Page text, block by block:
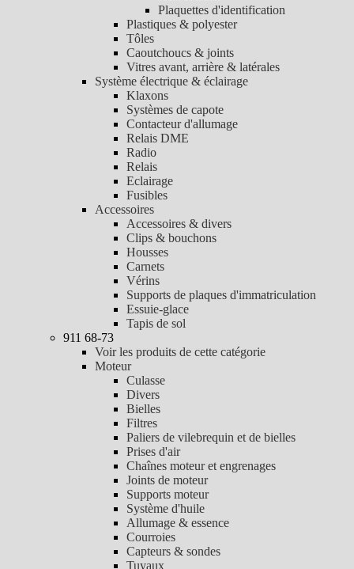
Plaquettes d'identification
Plastiques & polyester
Tôles
Caoutchoucs & joints
Vitres avant, arrière & latérales
Système électrique & éclairage
Klaxons
Systèmes de capote
Contacteur d'allumage
Relais DME
Radio
Relais
Eclairage
Fusibles
Accessoires
Accessoires & divers
Clips & bouchons
Housses
Carnets
Vérins
Supports de plaques d'immatriculation
Essuie-glace
Tapis de sol
911 68-73
Voir les produits de cette catégorie
Moteur
Culasse
Divers
Bielles
Filtres
Paliers de vilebrequin et de bielles
Prises d'air
Chaînes moteur et engrenages
Joints de moteur
Supports moteur
Système d'huile
Allumage & essence
Courroies
Capteurs & sondes
Tuyaux